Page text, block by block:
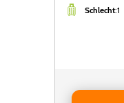
Schlecht:1
Reservieren